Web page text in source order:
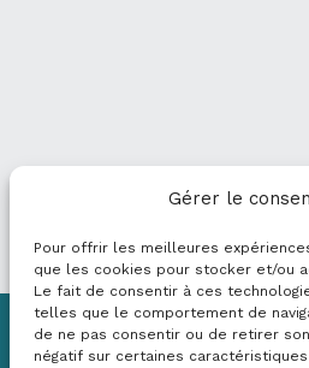
Gérer le
Pour offrir les meilleures
que les cookies pour stocker et/ou
Le fait de consentir à ces
telles que le comportement de
de ne pas consentir ou de retirer
négatif sur certaines